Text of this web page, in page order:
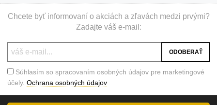
Chcete byť informovaní o akciách a zľavách medzi prvými?
Zadajte váš e-mail:
Súhlasím so spracovaním osobných údajov pre marketingové
účely. Ochrana osobných údajov